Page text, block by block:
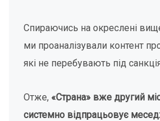
Спираючись на окреслені
ми проаналізували контент
які не перебувають під
Отже, «Страна» вже другий
системно відпрацьовує